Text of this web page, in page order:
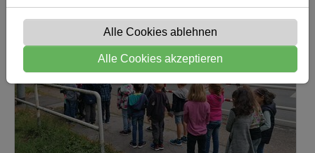
Alle Cookies ablehnen
Alle Cookies akzeptieren